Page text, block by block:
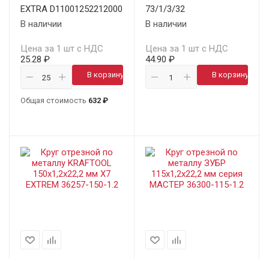
EXTRA D11001252212000
В наличии
Цена за 1 шт с НДС
25.28 ₽
В корзину
Общая стоимость 632 ₽
73/1/3/32
В наличии
Цена за 1 шт с НДС
44.90 ₽
В корзину